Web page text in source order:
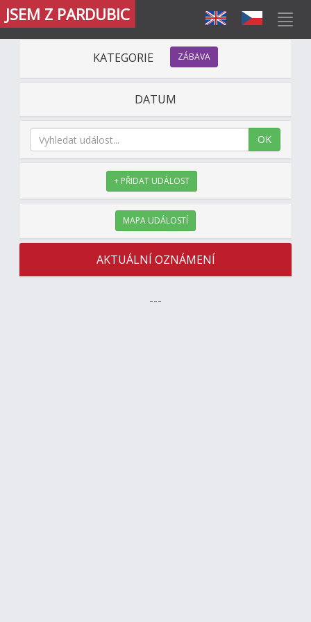
JSEM Z PARDUBIC
KATEGORIE ZÁBAVA
DATUM
OK
+ PŘIDAT UDÁLOST
MAPA UDÁLOSTÍ
AKTUÁLNÍ OZNÁMENÍ
---